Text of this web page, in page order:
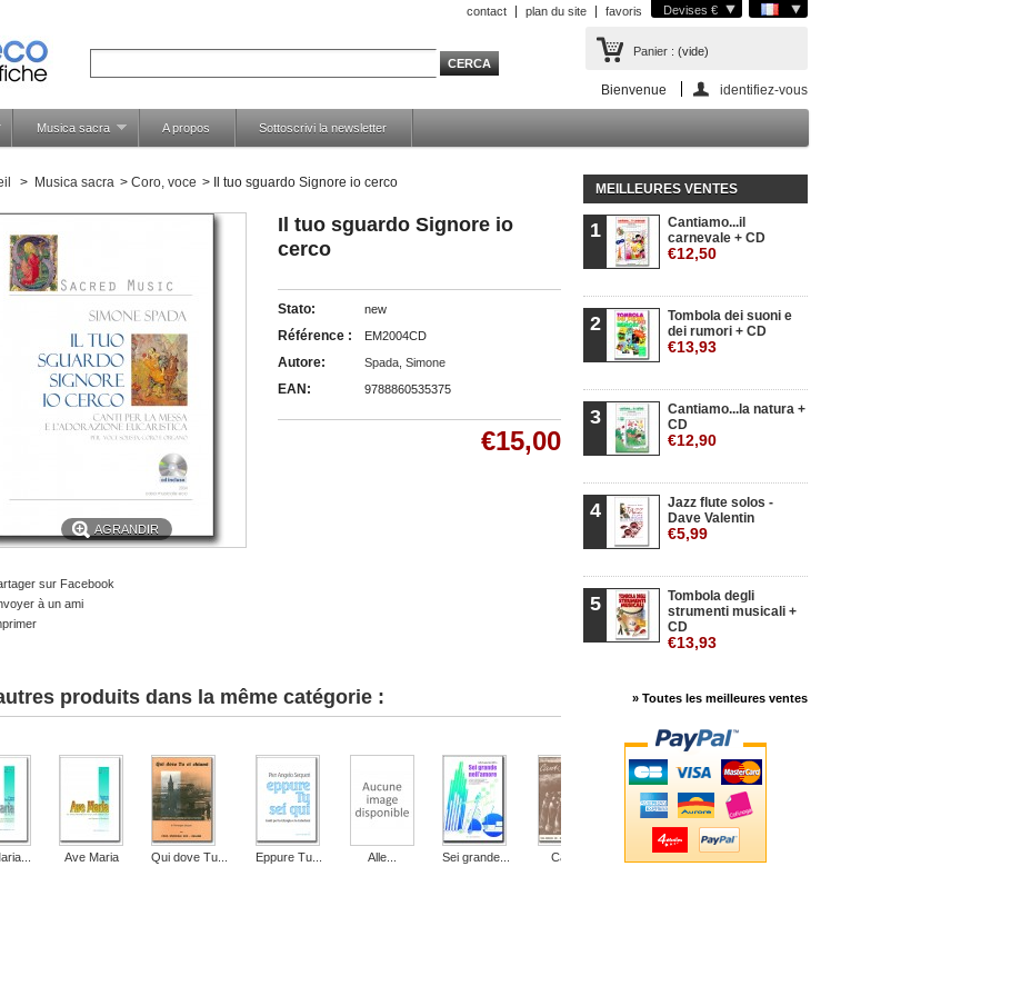
Devises €
contact plan du site favoris
Panier : (vide)
Bienvenue identifiez-vous
Musica sacra A propos Sottoscrivi la newsletter
> Musica sacra > Coro, voce > Il tuo sguardo Signore io cerco
AGRANDIR
sur Facebook
à un ami
Il tuo sguardo Signore io
cerco
Stato: new
Référence : EM2004CD
Autore: Spada, Simone
EAN: 9788860535375
€15,00
produits dans la même catégorie :
Ave Maria Qui dove Tu... Eppure Tu... Alle... Sei grande... Canti... Spirituals... Spirituals...
MEILLEURES VENTES
1
Cantiamo...il
carnevale + CD
€12,50
2
Tombola dei suoni e
dei rumori + CD
€13,93
3
Cantiamo...la natura +
CD
€12,90
4
Jazz flute solos -
Dave Valentin
€5,99
5
Tombola degli
strumenti musicali +
CD
€13,93
» Toutes les meilleures ventes